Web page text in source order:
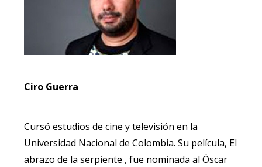
Ciro Guerra
Cursó estudios de cine y televisión en la
Universidad Nacional de Colombia. Su película, El
abrazo de la serpiente , fue nominada al Óscar